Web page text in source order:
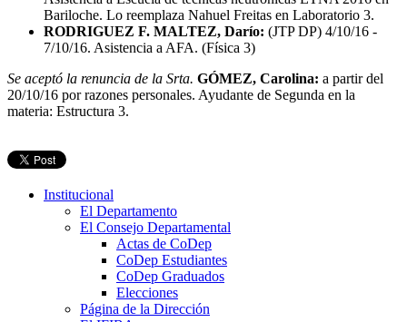
Bariloche. Lo reemplaza Nahuel Freitas en Laboratorio 3.
RODRIGUEZ F. MALTEZ, Darío: (JTP DP) 4/10/16 -
7/10/16. Asistencia a AFA. (Física 3)
Se aceptó la renuncia de la Srta. GÓMEZ, Carolina: a partir del
20/10/16 por razones personales. Ayudante de Segunda en la
materia: Estructura 3.
Institucional
El Departamento
El Consejo Departamental
Actas de CoDep
CoDep Estudiantes
CoDep Graduados
Elecciones
Página de la Dirección